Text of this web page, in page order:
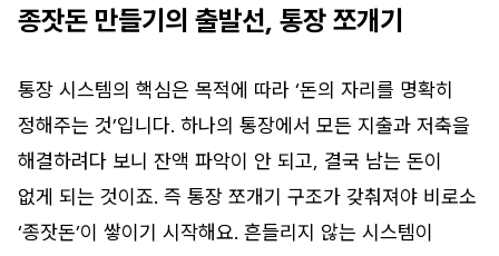
종잣돈 만들기의 출발선, 통장 쪼개기
통장 시스템의 핵심은 목적에 따라 ‘돈의 자리를 명확히
정해주는 것’입니다. 하나의 통장에서 모든 지출과 저축을
해결하려다 보니 잔액 파악이 안 되고, 결국 남는 돈이
없게 되는 것이죠. 즉 통장 쪼개기 구조가 갖춰져야 비로소
‘종잣돈’이 쌓이기 시작해요. 흔들리지 않는 시스템이